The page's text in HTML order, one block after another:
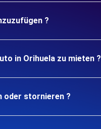
?
in Orihuela zu mieten ?
oder stornieren ?